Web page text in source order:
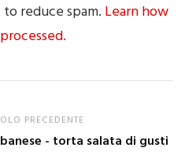
reduce spam. Learn how
PRECEDENTE
- torta salata di gusti